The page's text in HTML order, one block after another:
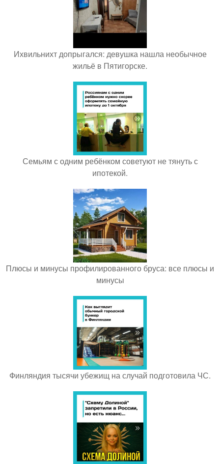
Ихвильнихт допрыгался: девушка нашла необычное
жильё в Пятигорске.
Семьям с одним ребёнком советуют не тянуть с
ипотекой.
Плюсы и минусы профилированного бруса: все плюсы и
минусы
Финляндия тысячи убежищ на случай подготовила ЧС.